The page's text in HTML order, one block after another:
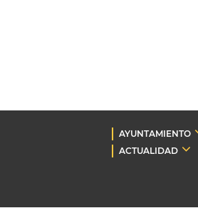
AYUNTAMIENTO
ACTUALIDAD